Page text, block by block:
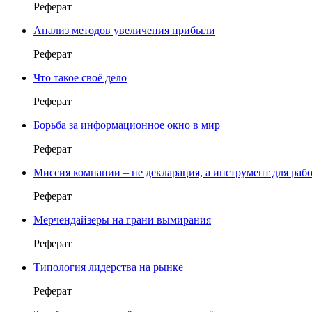
Реферат
Анализ методов увеличения прибыли
Реферат
Что такое cвоё дело
Реферат
Борьба за информационное окно в мир
Реферат
Миссия компании – не декларация, а инструмент для
Реферат
Мерчендайзеры на грани вымирания
Реферат
Типология лидерства на рынке
Реферат